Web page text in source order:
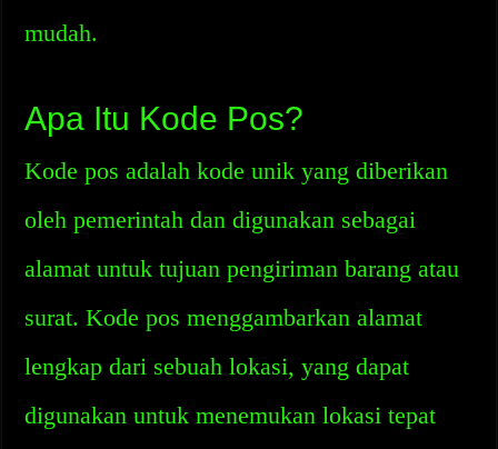
mudah.
Apa Itu Kode Pos?
Kode pos adalah kode unik yang diberikan
oleh pemerintah dan digunakan sebagai
alamat untuk tujuan pengiriman barang atau
surat. Kode pos menggambarkan alamat
lengkap dari sebuah lokasi, yang dapat
digunakan untuk menemukan lokasi tepat